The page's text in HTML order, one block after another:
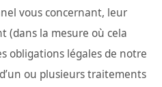
vous concernant, leur
(dans la mesure où cela
obligations légales de notre
ou plusieurs traitements